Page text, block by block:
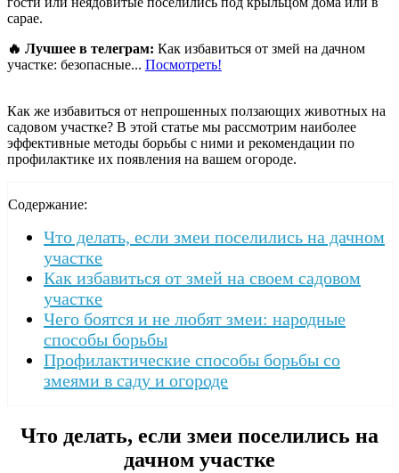
сарае.
🔥 Лучшее в телеграм: Как избавиться от змей на дачном
участке: безопасные... Посмотреть!
Как же избавиться от непрошенных ползающих животных на
садовом участке? В этой статье мы рассмотрим наиболее
эффективные методы борьбы с ними и рекомендации по
профилактике их появления на вашем огороде.
Содержание:
Что делать, если змеи поселились на дачном
участке
Как избавиться от змей на своем садовом
участке
Чего боятся и не любят змеи: народные
способы борьбы
Профилактические способы борьбы со
змеями в саду и огороде
Что делать, если змеи поселились на
дачном участке